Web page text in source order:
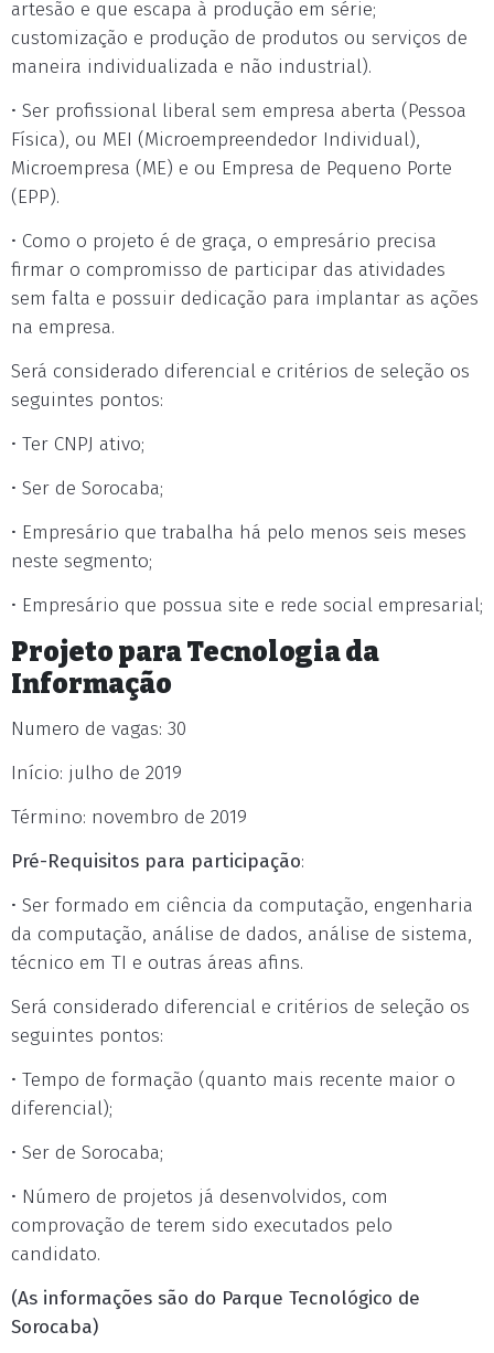
artesão e que escapa à produção em série;
customização e produção de produtos ou serviços de
maneira individualizada e não industrial).
• Ser profissional liberal sem empresa aberta (Pessoa
Física), ou MEI (Microempreendedor Individual),
Microempresa (ME) e ou Empresa de Pequeno Porte
(EPP).
• Como o projeto é de graça, o empresário precisa
firmar o compromisso de participar das atividades
sem falta e possuir dedicação para implantar as ações
na empresa.
Será considerado diferencial e critérios de seleção os
seguintes pontos:
• Ter CNPJ ativo;
• Ser de Sorocaba;
• Empresário que trabalha há pelo menos seis meses
neste segmento;
• Empresário que possua site e rede social empresarial;
Projeto para Tecnologia da
Informação
Numero de vagas: 30
Início: julho de 2019
Término: novembro de 2019
Pré-Requisitos para participação:
• Ser formado em ciência da computação, engenharia
da computação, análise de dados, análise de sistema,
técnico em TI e outras áreas afins.
Será considerado diferencial e critérios de seleção os
seguintes pontos:
• Tempo de formação (quanto mais recente maior o
diferencial);
• Ser de Sorocaba;
• Número de projetos já desenvolvidos, com
comprovação de terem sido executados pelo
candidato.
(As informações são do Parque Tecnológico de
Sorocaba)